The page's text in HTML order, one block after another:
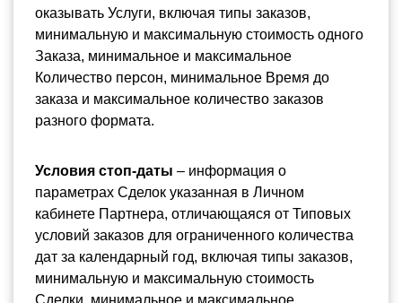
оказывать Услуги, включая типы заказов,
минимальную и максимальную стоимость одного
Заказа, минимальное и максимальное
Количество персон, минимальное Время до
заказа и максимальное количество заказов
разного формата.
Условия стоп-даты – информация о
параметрах Сделок указанная в Личном
кабинете Партнера, отличающаяся от Типовых
условий заказов для ограниченного количества
дат за календарный год, включая типы заказов,
минимальную и максимальную стоимость
Сделки, минимальное и максимальное